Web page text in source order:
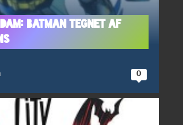
Batman tegnet af
0